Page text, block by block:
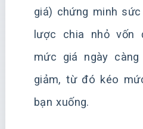
giá) chứng minh
lược chia nhỏ vốn
mức giá ngày
giảm, từ đó kéo
bạn xuống.